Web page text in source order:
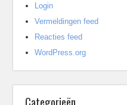
Login
Vermeldingen feed
Reacties feed
WordPress.org
Categorieën